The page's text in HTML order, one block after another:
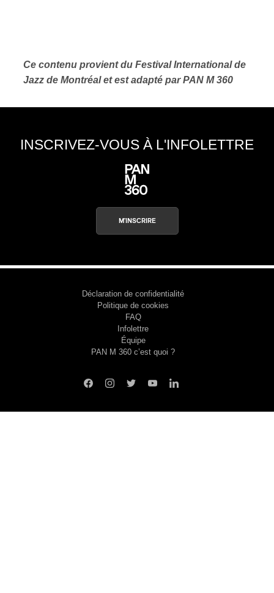
Ce contenu provient du Festival International de
Jazz de Montréal et est adapté par PAN M 360
INSCRIVEZ-VOUS À L'INFOLETTRE
M'INSCRIRE
Déclaration de confidentialité
Politique de cookies
FAQ
Infolettre
Équipe
PAN M 360 c’est quoi ?